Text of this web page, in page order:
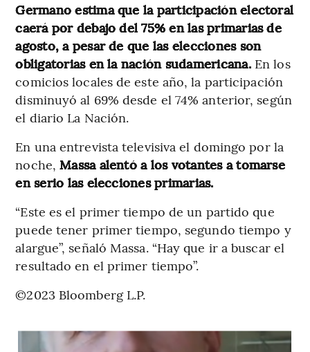
Germano estima que la participación electoral
caerá por debajo del 75% en las primarias de
agosto, a pesar de que las elecciones son
obligatorias en la nación sudamericana. En los
comicios locales de este año, la participación
disminuyó al 69% desde el 74% anterior, según
el diario La Nación.
En una entrevista televisiva el domingo por la
noche,Massa alentó a los votantes a tomarse
en serio las elecciones primarias.
“Este es el primer tiempo de un partido que
puede tener primer tiempo, segundo tiempo y
alargue”, señaló Massa. “Hay que ir a buscar el
resultado en el primer tiempo”.
©2023 Bloomberg L.P.